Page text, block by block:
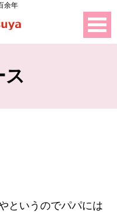
余年
ス
というのでパパには